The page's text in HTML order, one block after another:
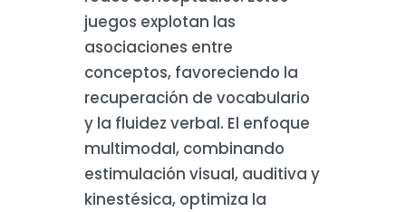
juegos explotan las
asociaciones entre
conceptos, favoreciendo la
recuperación de vocabulario
y la fluidez verbal. El enfoque
multimodal, combinando
estimulación visual, auditiva y
kinestésica, optimiza la